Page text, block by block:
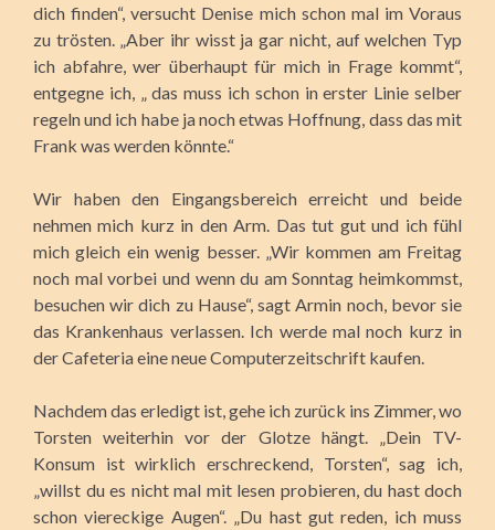
dich finden“, versucht Denise mich schon mal im Voraus
zu trösten. „Aber ihr wisst ja gar nicht, auf welchen Typ
ich abfahre, wer überhaupt für mich in Frage kommt“,
entgegne ich, „ das muss ich schon in erster Linie selber
regeln und ich habe ja noch etwas Hoffnung, dass das mit
Frank was werden könnte.“
Wir haben den Eingangsbereich erreicht und beide
nehmen mich kurz in den Arm. Das tut gut und ich fühl
mich gleich ein wenig besser. „Wir kommen am Freitag
noch mal vorbei und wenn du am Sonntag heimkommst,
besuchen wir dich zu Hause“, sagt Armin noch, bevor sie
das Krankenhaus verlassen. Ich werde mal noch kurz in
der Cafeteria eine neue Computerzeitschrift kaufen.
Nachdem das erledigt ist, gehe ich zurück ins Zimmer, wo
Torsten weiterhin vor der Glotze hängt. „Dein TV-
Konsum ist wirklich erschreckend, Torsten“, sag ich,
„willst du es nicht mal mit lesen probieren, du hast doch
schon viereckige Augen“. „Du hast gut reden, ich muss